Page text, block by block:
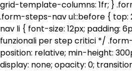
grid-template-columns: 1fr; }
.form-steps-nav ul::before { top:
nav li { font-size: 12px; padding:
funzionali per step critici */
position: relative; min-height:
display: none; opacity: 0;